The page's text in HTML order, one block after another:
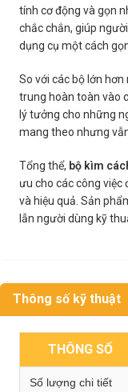
tính cơ động và gọn
chắc chắn, giúp
dụng cụ một cách
So với các bộ lớn
trung hoàn toàn vào
lý tưởng cho những
mang theo nhưng
Tổng thể, bộ kìm
ưu cho các công việc
và hiệu quả. Sản
lẫn người dùng kỹ
Thông số kỹ thuật
THÔNG SỐ
Số lượng chi tiết